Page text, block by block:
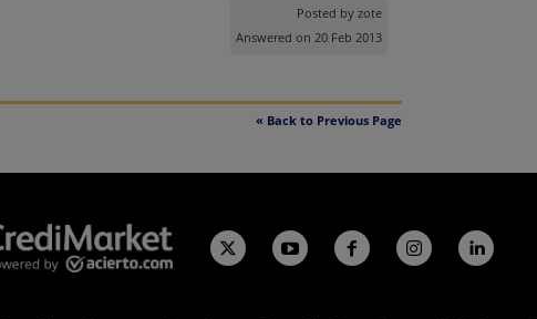
Posted by zote
Answered on 20 Feb 2013
« Back to Previous Page